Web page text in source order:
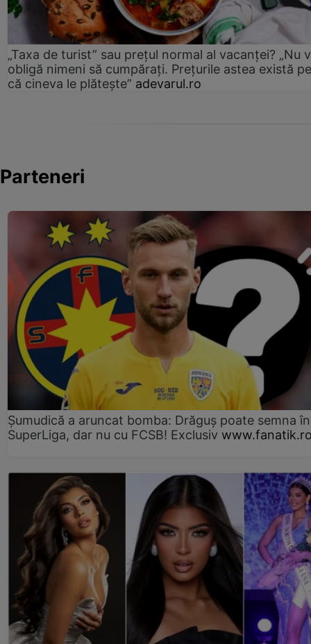
„Taxa de turist” sau prețul normal al vacanței? „Nu
obligă nimeni să cumpărați. Prețurile astea există
că cineva le plătește” adevarul.ro
Parteneri
Șumudică a aruncat bomba: Drăguș poate semna în
SuperLiga, dar nu cu FCSB! Exclusiv